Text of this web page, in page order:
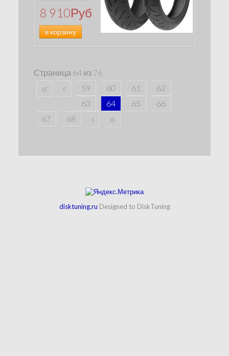
8 910Руб
в корзину
Страница 64 из 76
59
60 61
62
63
64 65
66
67
68
disktuning.ru Designed to DiskTuning